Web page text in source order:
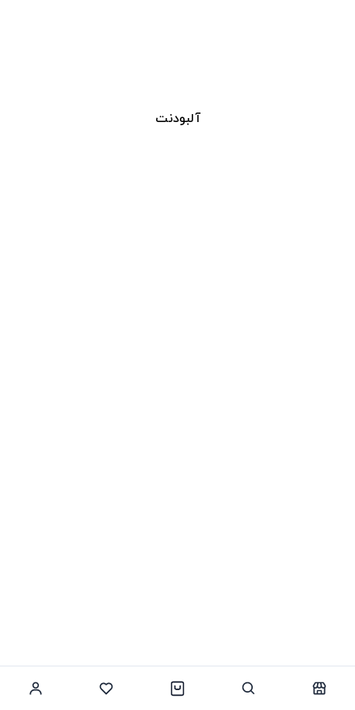
آلبودنت